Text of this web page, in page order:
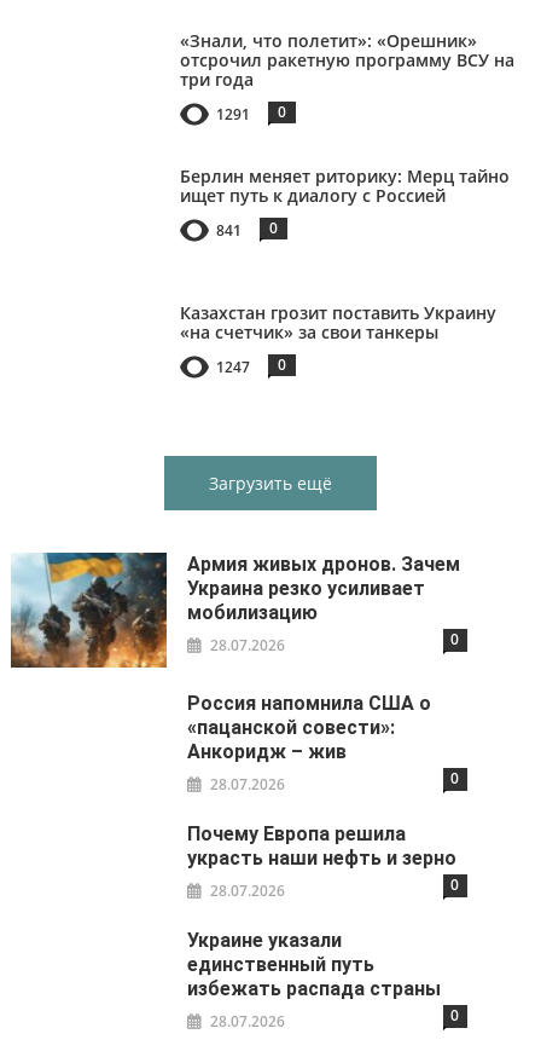
«Знали, что полетит»: «Орешник»
отсрочил ракетную программу ВСУ на
три года
1291 0
Берлин меняет риторику: Мерц тайно
ищет путь к диалогу с Россией
841 0
Казахстан грозит поставить Украину
«на счетчик» за свои танкеры
1247 0
Загрузить ещё
Армия живых дронов. Зачем
Украина резко усиливает
мобилизацию
28.07.2026 0
Россия напомнила США о
«пацанской совести»:
Анкоридж – жив
28.07.2026 0
Почему Европа решила
украсть наши нефть и зерно
28.07.2026 0
Украине указали
единственный путь
избежать распада страны
28.07.2026 0